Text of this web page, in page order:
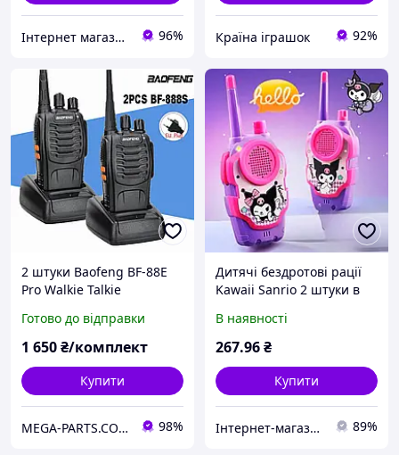
Інтернет магазин "Потрібні покупки" 96% Країна іграшок 92%
2 штуки Baofeng BF-88E
Pro Walkie Talkie
можливістю копіювання
частоти, дальній діапазон
Готово до відправки
1 650₴/комплект
Купити
MEGA-PARTS.COM.UA 98%
Дитячі бездротові рації
Kawaii Sanrio 2 штуки в
В наявності
267.96₴
Купити
Інтернет-магазин VITALON 89%